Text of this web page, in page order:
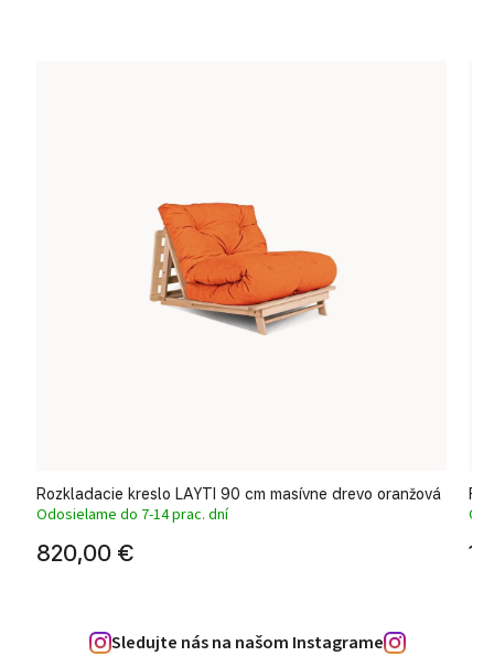
Rozkladacie kreslo LAYTI 90 cm masívne drevo oranžová
Odosielame do 7-14 prac. dní
820,00 € 1
Sledujte nás na našom Instagrame